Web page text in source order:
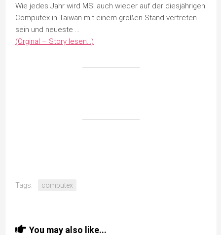
Wie jedes Jahr wird MSI auch wieder auf der diesjährigen
Computex in Taiwan mit einem großen Stand vertreten
sein und neueste …
(Orginal – Story lesen…)
Tags: computex
You may also like...